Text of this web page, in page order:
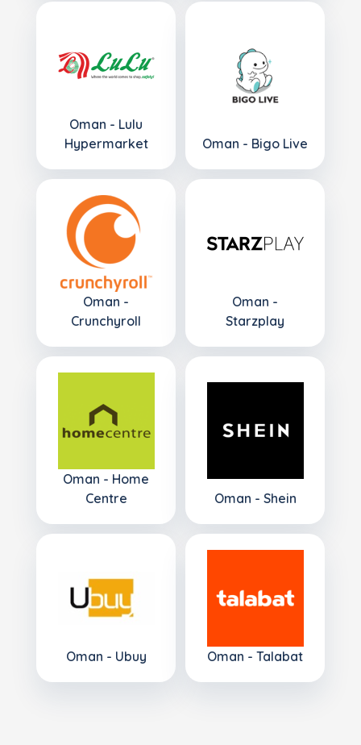
Oman - Lulu
Hypermarket
Oman - Bigo Live
Oman -
Crunchyroll
Oman -
Starzplay
Oman - Home
Centre
Oman - Shein
Oman - Ubuy Oman - Talabat